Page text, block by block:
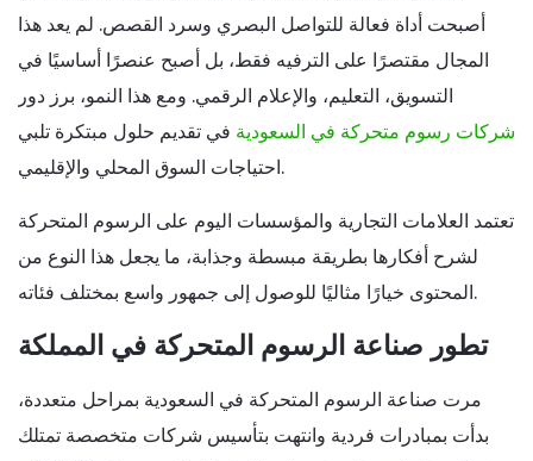
أصبحت أداة فعالة للتواصل البصري وسرد القصص. لم يعد هذا
المجال مقتصرًا على الترفيه فقط، بل أصبح عنصرًا أساسيًا في
التسويق، التعليم، والإعلام الرقمي. ومع هذا النمو، برز دور
شركات رسوم متحركة في السعودية في تقديم حلول مبتكرة تلبي
احتياجات السوق المحلي والإقليمي.
تعتمد العلامات التجارية والمؤسسات اليوم على الرسوم المتحركة
لشرح أفكارها بطريقة مبسطة وجذابة، ما يجعل هذا النوع من
المحتوى خيارًا مثاليًا للوصول إلى جمهور واسع بمختلف فئاته.
تطور صناعة الرسوم المتحركة في المملكة
مرت صناعة الرسوم المتحركة في السعودية بمراحل متعددة،
بدأت بمبادرات فردية وانتهت بتأسيس شركات متخصصة تمتلك